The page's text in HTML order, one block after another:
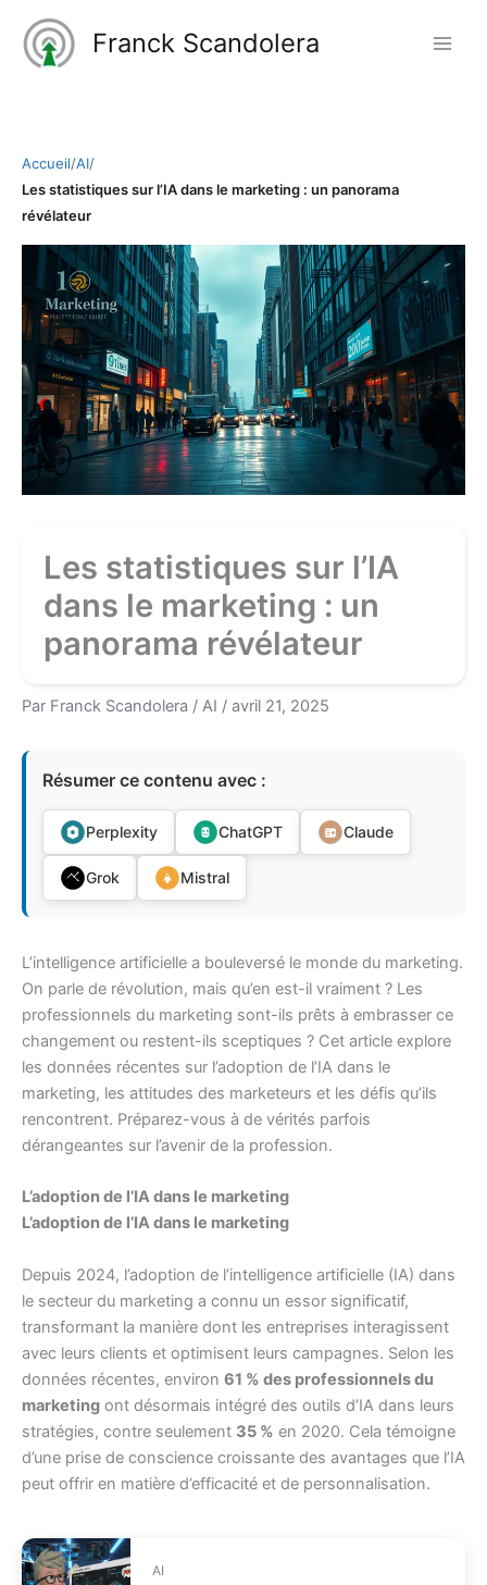
contenu
Franck Scandolera
Accueil/AI/
Les statistiques sur l’IA dans le marketing : un panorama
révélateur
Les statistiques sur l’IA
dans le marketing : un
panorama révélateur
Par Franck Scandolera / AI / avril 21, 2025
Résumer ce contenu avec :
Perplexity ChatGPT Claude
Grok Mistral
L’intelligence artificielle a bouleversé le monde du marketing.
On parle de révolution, mais qu’en est-il vraiment ? Les
professionnels du marketing sont-ils prêts à embrasser ce
changement ou restent-ils sceptiques ? Cet article explore
les données récentes sur l’adoption de l’IA dans le
marketing, les attitudes des marketeurs et les défis qu’ils
rencontrent. Préparez-vous à de vérités parfois
dérangeantes sur l’avenir de la profession.
L’adoption de l’IA dans le marketing
L’adoption de l’IA dans le marketing
Depuis 2024, l’adoption de l’intelligence artificielle (IA) dans
le secteur du marketing a connu un essor significatif,
transformant la manière dont les entreprises interagissent
avec leurs clients et optimisent leurs campagnes. Selon les
données récentes, environ 61 % des professionnels du
marketing ont désormais intégré des outils d’IA dans leurs
stratégies, contre seulement 35 % en 2020. Cela témoigne
d’une prise de conscience croissante des avantages que l’IA
peut offrir en matière d’efficacité et de personnalisation.
AI